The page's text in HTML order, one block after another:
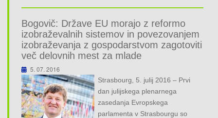
Bogovič: Države EU morajo z reformo
izobraževalnih sistemov in povezovanjem
izobraževanja z gospodarstvom zagotoviti
več delovnih mest za mlade
5. 07. 2016
Strasbourg, 5. julij 2016 – Prvi
dan julijskega plenarnega
zasedanja Evropskega
parlamenta v Strasbourgu so